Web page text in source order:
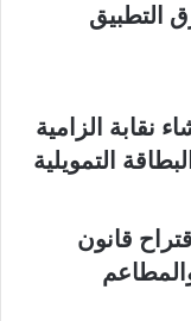
التطبيق
نقابة الزامية
التمويلية
قانون